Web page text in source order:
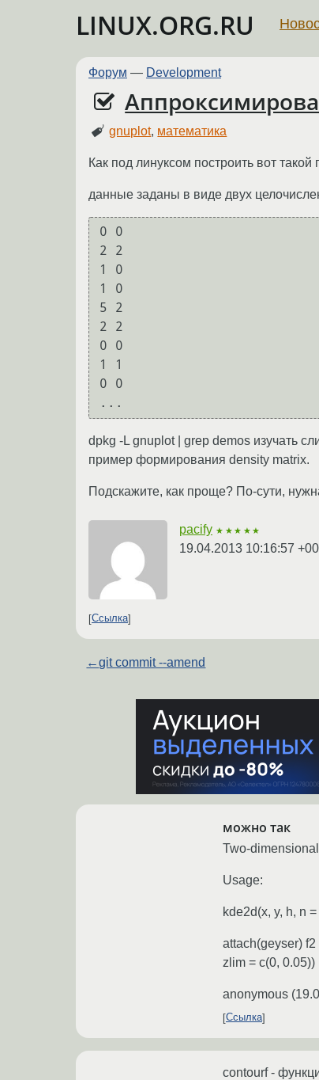
LINUX.ORG.RU
Форум — Development
gnuplot, математика
Как под линуксом построить вот такой
данные заданы в виде двух
0 0
2 2
1 0
1 0
5 2
2 2
0 0
1 1
0 0
dpkg -L gnuplot | grep demos изучать
пример формирования density matrix.
Подскажите, как проще? По-сути,
pacify ★★★★★
19.04.2013 10:16:57
Ссылка
←git commit --amend
можно так
Two-
Usage:
kde2d(x, y, h, n
attach(geyser)
zlim = c(0, 0.05))
anonymous (
Ссылка
contourf -